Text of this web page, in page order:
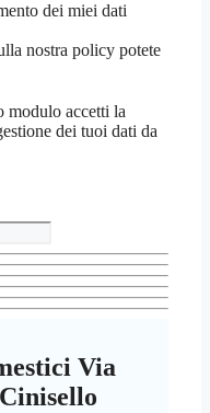
dei miei dati
nostra policy potete
modulo accetti la
dei tuoi dati da
Via